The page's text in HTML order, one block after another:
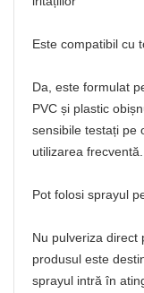
Este compatibil cu
Da, este formulat
PVC și plastic
sensibile testați pe
utilizarea frecventă.
Pot folosi sprayul
Nu pulveriza direct
produsul este
sprayul intră în